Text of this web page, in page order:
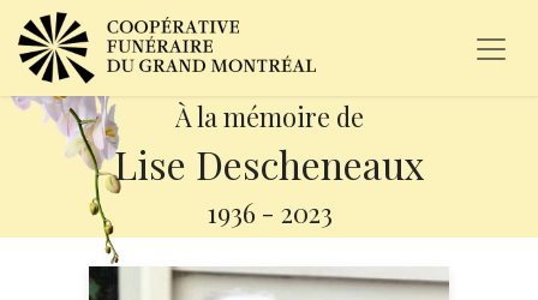
À la mémoire de
Lise Descheneaux
1936 - 2023